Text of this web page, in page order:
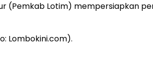
(Pemkab Lotim) mempersiapkan